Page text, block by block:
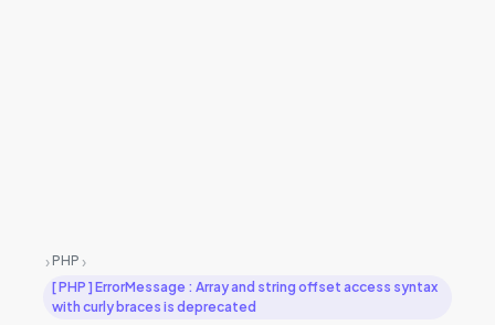
›PHP ›
[ PHP ] ErrorMessage : Array and string offset access syntax
with curly braces is deprecated